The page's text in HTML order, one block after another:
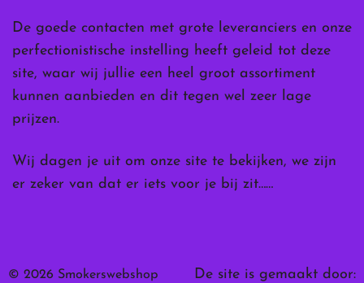
De goede contacten met grote leveranciers en onze
perfectionistische instelling heeft geleid tot deze
site, waar wij jullie een heel groot assortiment
kunnen aanbieden en dit tegen wel zeer lage
prijzen.
Wij dagen je uit om onze site te bekijken, we zijn
er zeker van dat er iets voor je bij zit……
© 2026 Smokerswebshop De site is gemaakt door: